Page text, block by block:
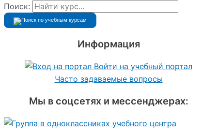
Поиск:
Информация
Войти на учебный портал
Часто задаваемые вопросы
Мы в соцсетях и мессенджерах: